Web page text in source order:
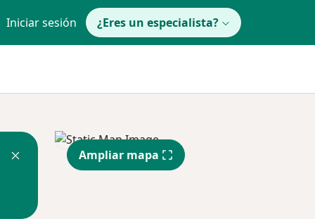
Iniciar sesión ¿Eres un especialista?
Ampliar mapa